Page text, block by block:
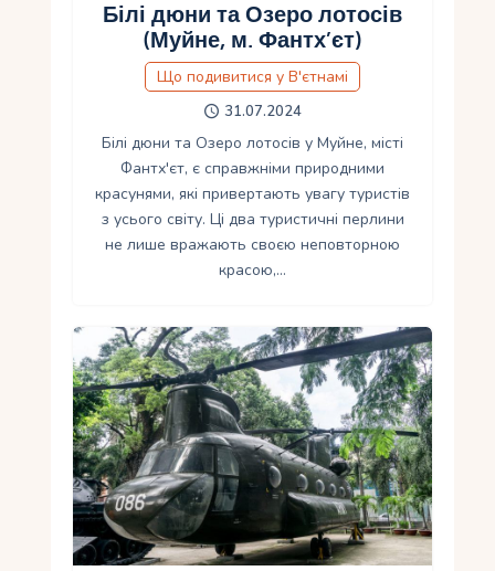
Білі дюни та Озеро лотосів
(Муйне, м. Фантх’єт)
Що подивитися у В'єтнамі
31.07.2024
Білі дюни та Озеро лотосів у Муйне, місті
Фантх'єт, є справжніми природними
красунями, які привертають увагу туристів
з усього світу. Ці два туристичні перлини
не лише вражають своєю неповторною
красою,…